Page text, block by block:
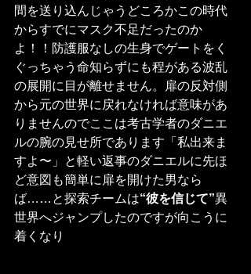
間を送り込んじゃうどころかこの時代
からすでにマスク不足だったのか
よ！！防護服なしの生身でゲートをく
ぐっちゃう命知らずにも程がある波乱
の展開に目が離せません。扉の反対側
から元の世界に戻れなければ意味があ
りませんのでここは考古学者のダニエ
ルの腕の見せ所であります「私出来ま
すよ〜」と軽い返事のダニエルに先ほ
ど意図も簡単に扉を開けた男なら
ば……と探索チームは“彼を信じて”異
世界へジャンプしたのですが向こうに
着くなり